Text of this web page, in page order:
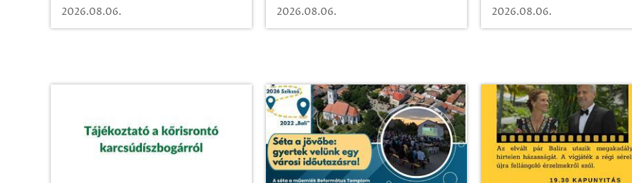
2026.08.06. 2026.08.06. 2026.08.06.